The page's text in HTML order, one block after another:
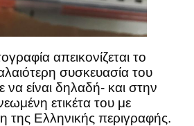
απεικονίζεται το
συσκευασία του
είναι δηλαδή- και στην
ετικέτα του με
της Ελληνικής περιγραφής.